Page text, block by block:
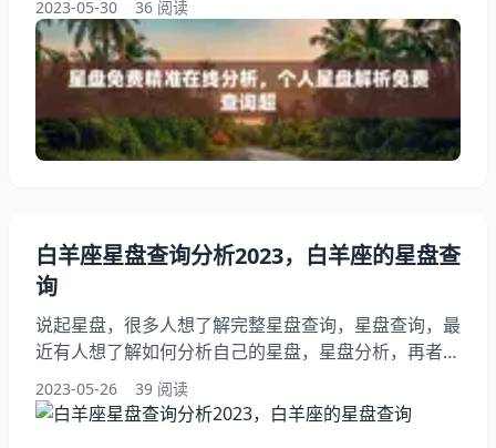
盘查询(超)，在线星盘查询，这到底是咋回事？以下是
小编为你精心整理的个人星盘解析免费查询超，跟我一
起来看看星盘免费精准在线分析吧！ 最准确的星盘网
站，哪个专门研究星座的网站比较好？ 1、星座梦专业
12星座查询网，星座配对，星座性格，星座日期
2023-05-30 36 阅读
白羊座星盘查询分析2023，白羊座的星盘查
询
说起星盘，很多人想了解完整星盘查询，星盘查询，最
近有人想了解如何分析自己的星盘，星盘分析，再者，
还有人想问星座星盘分析，阅读本文，您将了解到白羊
座的星盘查询，请耐心阅读白羊座星盘查询分析2023
2023-05-26 39 阅读